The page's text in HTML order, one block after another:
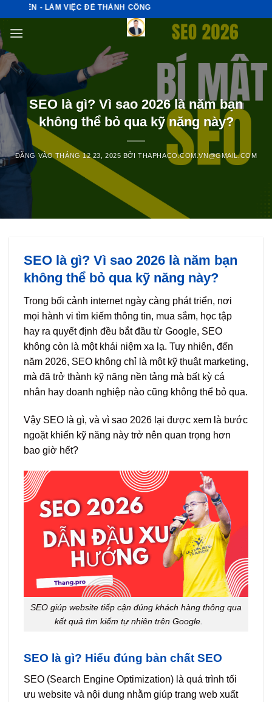
nội
dung
- LÀM VIỆC ĐỂ THÀNH CÔNG
SEO là gì? Vì sao 2026 là năm bạn
không thể bỏ qua kỹ năng này?
ĐĂNG VÀO THÁNG 12 23, 2025 BỞITHAPHACO.COM.VN@GMAIL.COM
SEO là gì? Vì sao 2026 là năm bạn
không thể bỏ qua kỹ năng này?
Trong bối cảnh internet ngày càng phát triển, nơi
mọi hành vi tìm kiếm thông tin, mua sắm, học tập
hay ra quyết định đều bắt đầu từ Google, SEO
không còn là một khái niệm xa lạ. Tuy nhiên, đến
năm 2026, SEO không chỉ là một kỹ thuật marketing,
mà đã trở thành kỹ năng nền tảng mà bất kỳ cá
nhân hay doanh nghiệp nào cũng không thể bỏ qua.
Vậy SEO là gì, và vì sao 2026 lại được xem là bước
ngoặt khiến kỹ năng này trở nên quan trọng hơn
bao giờ hết?
SEO giúp website tiếp cận đúng khách hàng thông qua
kết quả tìm kiếm tự nhiên trên Google.
SEO là gì? Hiểu đúng bản chất SEO
SEO (Search Engine Optimization) là quá trình tối
ưu website và nội dung nhằm giúp trang web xuất